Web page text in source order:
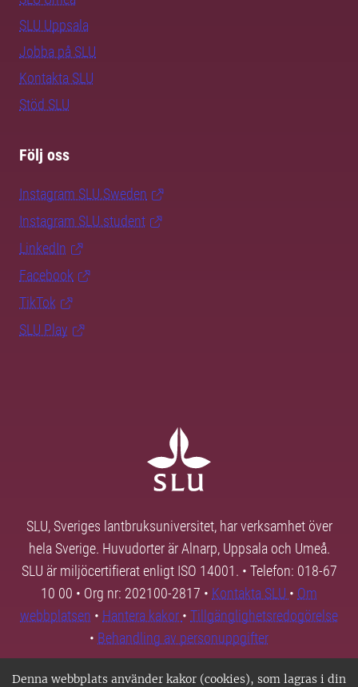
Denna webbplats använder kakor (cookies), som lagras i din
SLU Uppsala
Jobba på SLU
Kontakta SLU
Stöd SLU
Följ oss
Instagram SLU.Sweden
Instagram SLU.student
LinkedIn
Facebook
TikTok
SLU Play
SLU, Sveriges lantbruksuniversitet, har verksamhet över
hela Sverige. Huvudorter är Alnarp, Uppsala och Umeå.
SLU är miljöcertifierat enligt ISO 14001. • Telefon: 018-67
10 00 • Org nr: 202100-2817 • Kontakta SLU • Om
webbplatsen • Hantera kakor • Tillgänglighetsredogörelse
• Behandling av personuppgifter